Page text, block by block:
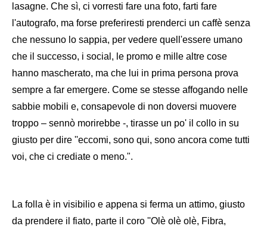
lasagne. Che sì, ci vorresti fare una foto, farti fare
l'autografo, ma forse preferiresti prenderci un caffè senza
che nessuno lo sappia, per vedere quell'essere umano
che il successo, i social, le promo e mille altre cose
hanno mascherato, ma che lui in prima persona prova
sempre a far emergere. Come se stesse affogando nelle
sabbie mobili e, consapevole di non doversi muovere
troppo – sennò morirebbe -, tirasse un po' il collo in su
giusto per dire ''eccomi, sono qui, sono ancora come tutti
voi, che ci crediate o meno.".
La folla è in visibilio e appena si ferma un attimo, giusto
da prendere il fiato, parte il coro ''Olè olè olè, Fibra,